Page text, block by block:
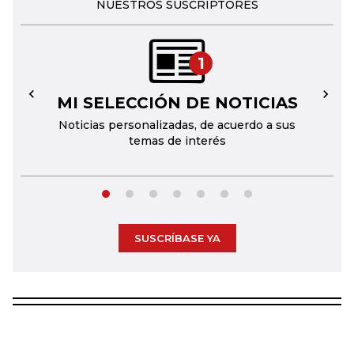
NUESTROS SUSCRIPTORES
1
MI SELECCIÓN DE NOTICIAS
Noticias personalizadas, de acuerdo a sus
temas de interés
← →
SUSCRÍBASE YA